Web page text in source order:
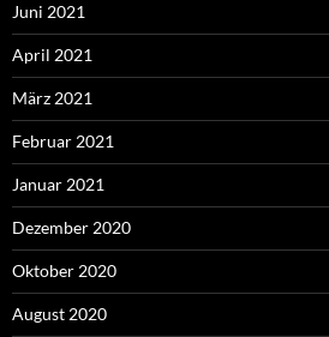
Juni 2021
April 2021
März 2021
Februar 2021
Januar 2021
Dezember 2020
Oktober 2020
August 2020